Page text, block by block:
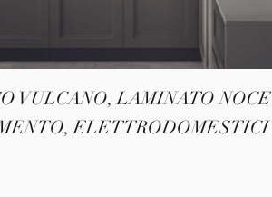
VULCANO, LAMINATO NOCE
ELETTRODOMESTICI